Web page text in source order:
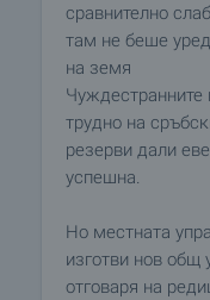
сравнително
там не беше
на земя
Чуждестранните
трудно на
резерви дали
успешна.
Но местната
изготви нов общ
отговаря на